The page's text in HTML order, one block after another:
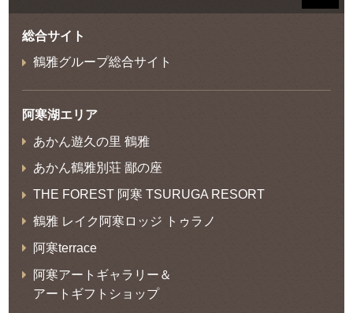
総合サイト
鶴雅グループ総合サイト
阿寒湖エリア
あかん遊久の里 鶴雅
あかん鶴雅別荘 鄙の座
THE FOREST 阿寒 TSURUGA RESORT
鶴雅 レイク阿寒ロッジ トゥラノ
阿寒terrace
阿寒アートギャラリー＆
アートギフトショップ